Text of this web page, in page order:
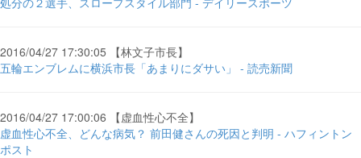
2016/04/27 17:30:05 【林文子市長】
五輪エンブレムに横浜市長「あまりにダサい」 - 読売新聞
2016/04/27 17:00:06 【虚血性心不全】
虚血性心不全、どんな病気？ 前田健さんの死因と判明 - ハフィントン
ポスト